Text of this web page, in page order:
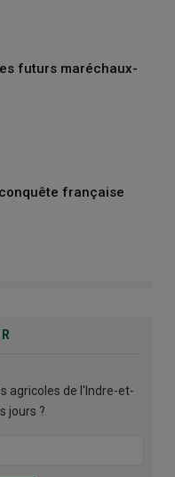
futurs maréchaux-
française
agricoles de l'Indre-et-
jours ?